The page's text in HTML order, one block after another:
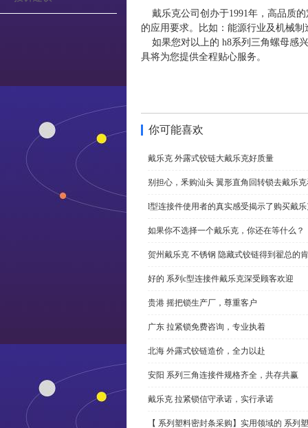
戴乐克公司创办于1991年，高品质
的应用要求。比如：能源行业及机械
如果您对以上的 h8系列三角螺母感
具将为您提供全程贴心服务。
你可能喜欢
戴乐克 外露式铰链大戴乐克好质量
别担心，釆购汕头 翼形直角回转锁去戴乐
l型连接件使用者的真实感受揭示了购买戴
如果你不选择一个戴乐克，你还在等什么？
贺州戴乐克 不锈钢 隐藏式铰链得到翟总的
好的 系列c型连接件戴乐克深受顾客欢迎
贵港 摇把锁生产厂，尊重客户
广东 拉紧锁免费咨询，专业执着
北海 外露式铰链造价，全力以赴
安阳 系列三角连接件规格齐全，共存共赢
戴乐克 拉紧锁信守承诺，实行承诺
【 系列塑料密封条采购】实用领域的 系列